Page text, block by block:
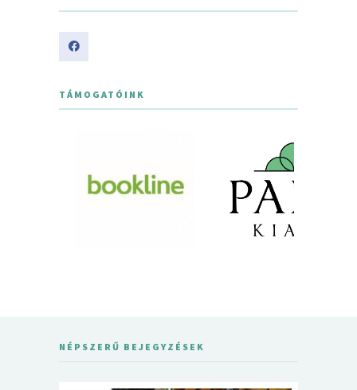
TÁMOGATÓINK
NÉPSZERŰ BEJEGYZÉSEK